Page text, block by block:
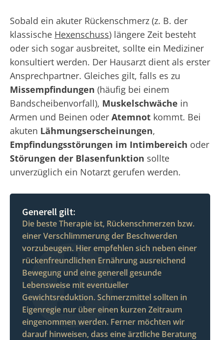
Sobald ein akuter Rückenschmerz (z. B. der
klassische Hexenschuss) längere Zeit besteht
oder sich sogar ausbreitet, sollte ein Mediziner
konsultiert werden. Der Hausarzt dient als erster
Ansprechpartner. Gleiches gilt, falls es zu
Missempfindungen (häufig bei einem
Bandscheibenvorfall), Muskelschwäche in
Armen und Beinen oder Atemnot kommt. Bei
akuten Lähmungserscheinungen,
Empfindungsstörungen im Intimbereich oder
Störungen der Blasenfunktion sollte
unverzüglich ein Notarzt gerufen werden.
Generell gilt:
Die beste Therapie ist, Rückenschmerzen bzw.
einer Verschlimmerung der Beschwerden
vorzubeugen. Hier empfehlen sich neben einer
rückenfreundlichen Ernährung ausreichend
Bewegung und eine generell gesunde
Lebensweise mit eventueller
Gewichtsreduktion. Schmerzmittel sollten in
Eigenregie nur über einen kurzen Zeitraum
eingenommen werden. Ferner möchten wir
darauf hinweisen, dass eine ärztliche Beratung